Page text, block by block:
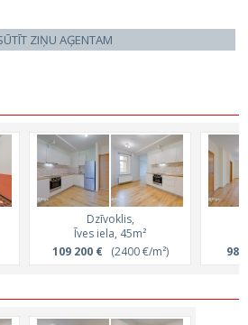
ZIŅU AĢENTAM
Dzīvoklis,
Īves iela, 45m²
109 200 €(2400 €/m²)
98